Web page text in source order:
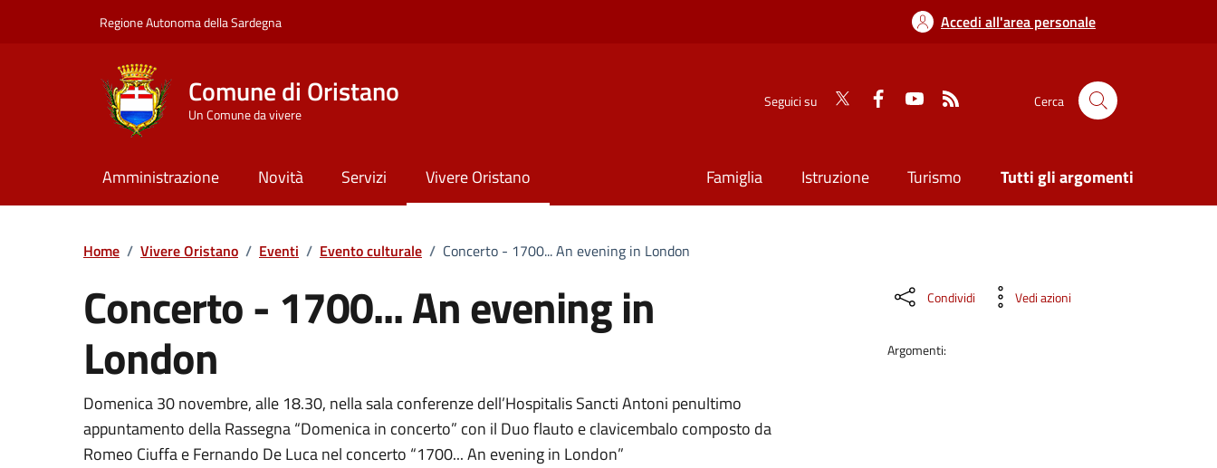
Regione Autonoma della Sardegna Accedi all'area personale
Comune di Oristano
Un Comune da vivere
Seguici su Cerca
Amministrazione Novità Servizi Vivere Oristano Famiglia Istruzione Turismo Tutti gli argomenti
Home / Vivere Oristano / Eventi / Evento culturale / Concerto - 1700... An evening in London
Concerto - 1700... An evening in
London
Dettaglio dell'evento
Domenica 30 novembre, alle 18.30, nella sala conferenze dell’Hospitalis Sancti Antoni penultimo
appuntamento della Rassegna “Domenica in concerto” con il Duo flauto e clavicembalo composto da
Romeo Ciuffa e Fernando De Luca nel concerto “1700... An evening in London”
Condividi Vedi azioni
Argomenti: